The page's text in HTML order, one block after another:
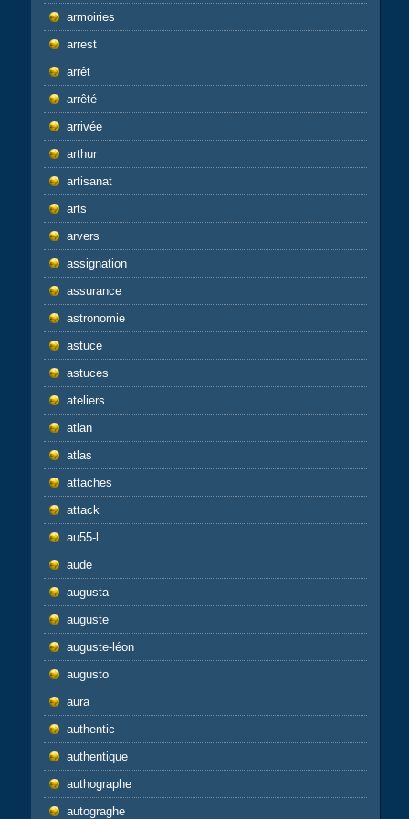
armoiries
arrest
arrêt
arrêté
arrivée
arthur
artisanat
arts
arvers
assignation
assurance
astronomie
astuce
astuces
ateliers
atlan
atlas
attaches
attack
au55-l
aude
augusta
auguste
auguste-léon
augusto
aura
authentic
authentique
authographe
autograghe